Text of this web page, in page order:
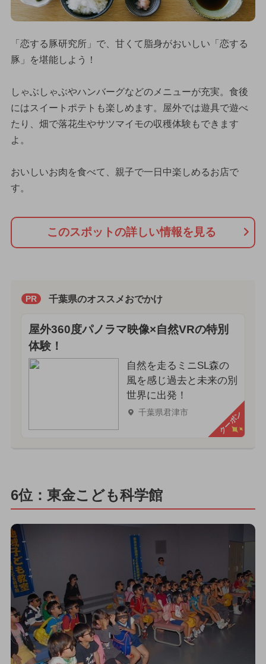
「恋する豚研究所」で、甘くて脂身がおいしい「恋する
豚」を堪能しよう！
しゃぶしゃぶやハンバーグなどのメニューが充実。食後
にはスイートポテトも楽しめます。屋外では遊具で遊べ
たり、畑で落花生やサツマイモの収穫体験もできます
よ。
おいしいお肉を食べて、親子で一日中楽しめるお店で
す。
このスポットの詳しい情報を見る
PR 千葉県のオススメおでかけ
屋外360度パノラマ映像×自然VRの特別
体験！
自然を走るミニSL森の
風を感じ過去と未来の別
世界に出発！
千葉県君津市 クーポン
6位：東金こども科学館